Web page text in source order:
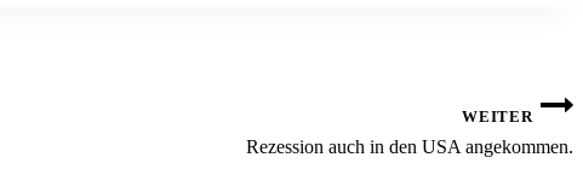
WEITER
Rezession auch in den USA angekommen.